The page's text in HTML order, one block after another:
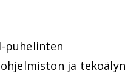
puhelinten
ja tekoälyn